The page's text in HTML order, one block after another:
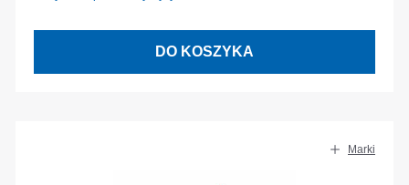
DO KOSZYKA
Marki